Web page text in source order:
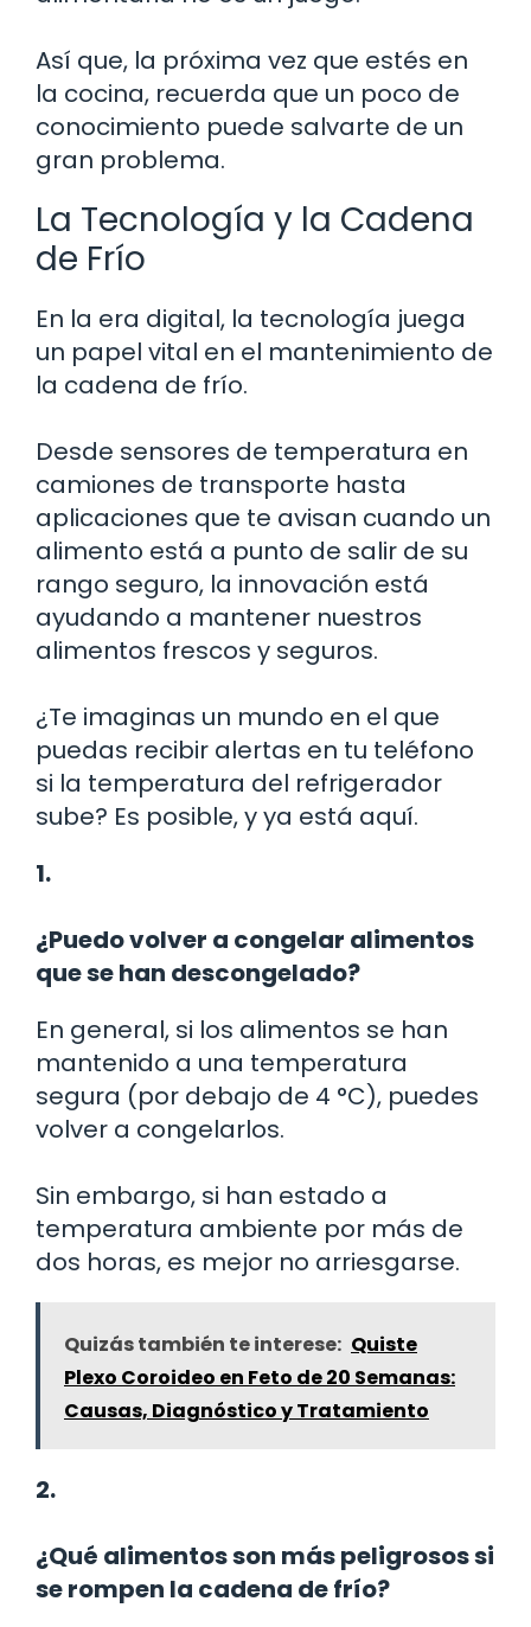
Así que, la próxima vez que estés en
la cocina, recuerda que un poco de
conocimiento puede salvarte de un
gran problema.
La Tecnología y la Cadena
de Frío
En la era digital, la tecnología juega
un papel vital en el mantenimiento de
la cadena de frío.
Desde sensores de temperatura en
camiones de transporte hasta
aplicaciones que te avisan cuando un
alimento está a punto de salir de su
rango seguro, la innovación está
ayudando a mantener nuestros
alimentos frescos y seguros.
¿Te imaginas un mundo en el que
puedas recibir alertas en tu teléfono
si la temperatura del refrigerador
sube? Es posible, y ya está aquí.
1.
¿Puedo volver a congelar alimentos
que se han descongelado?
En general, si los alimentos se han
mantenido a una temperatura
segura (por debajo de 4 °C), puedes
volver a congelarlos.
Sin embargo, si han estado a
temperatura ambiente por más de
dos horas, es mejor no arriesgarse.
Quizás también te interese: Quiste
Plexo Coroideo en Feto de 20 Semanas:
Causas, Diagnóstico y Tratamiento
2.
¿Qué alimentos son más peligrosos si
se rompen la cadena de frío?